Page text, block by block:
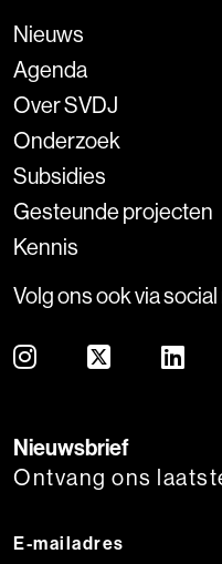
Nieuws
Agenda
Over SVDJ
Onderzoek
Subsidies
Gesteunde projecten
Kennis
Volg ons ook via
Nieuwsbrief
Ontvang ons
E-mailadres